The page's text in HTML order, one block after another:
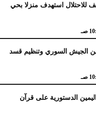
للاحتلال استهدف منزلا بحي
صـ
بين الجيش السوري وتنظيم قسد
صـ
الدستورية على قرآن